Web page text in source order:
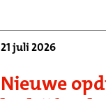
21 juli 2026
Nieuwe